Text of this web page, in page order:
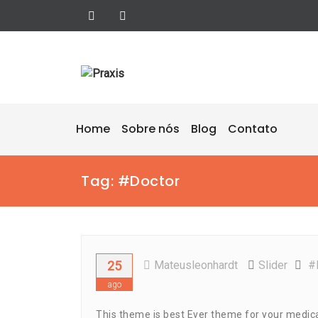
Home Sobre nós Blog Contato
Tag: #doctor
25
ago
Mateusleonhardt Slider
This theme is best Ever theme for your